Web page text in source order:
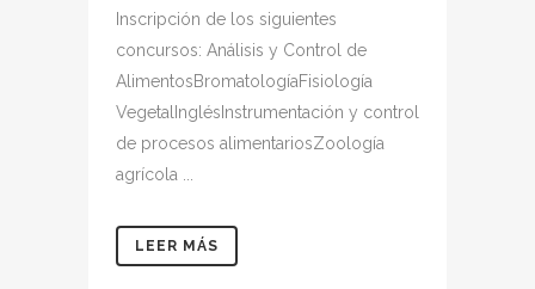
Inscripción de los siguientes
concursos: Análisis y Control de
AlimentosBromatologíaFisiología
VegetalInglésInstrumentación y control
de procesos alimentariosZoología
agrícola ...
LEER MÁS